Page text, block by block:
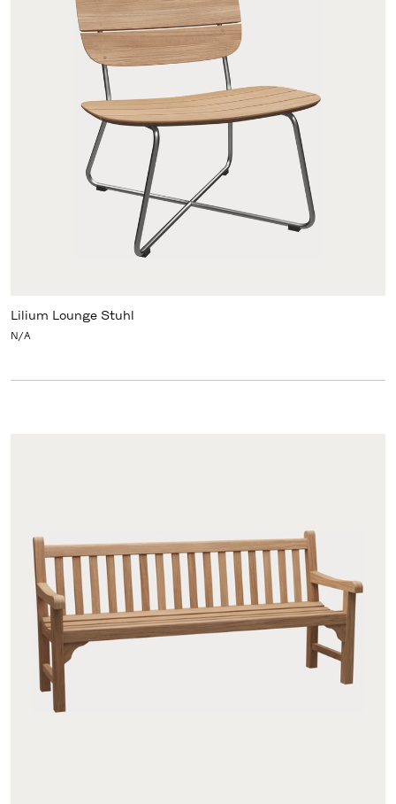
Lilium Lounge Stuhl
N/A